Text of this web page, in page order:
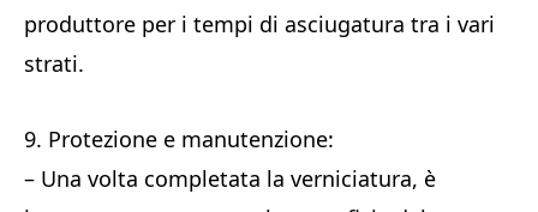
produttore per i tempi di asciugatura tra i vari
strati.
9. Protezione e manutenzione:
– Una volta completata la verniciatura, è